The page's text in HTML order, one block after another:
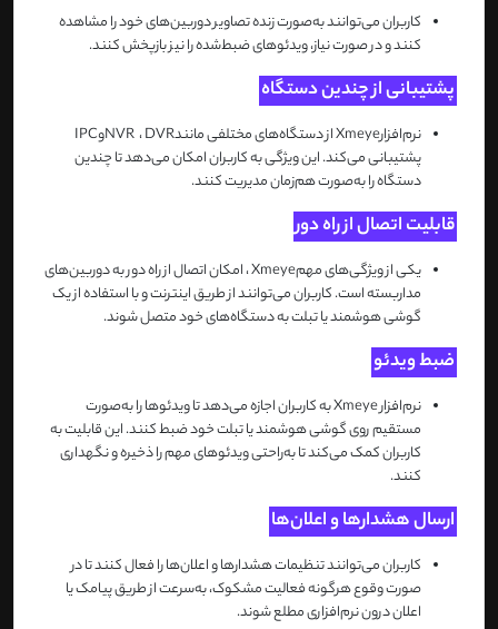
کاربران می‌توانند به‌صورت زنده تصاویر دوربین‌های خود را مشاهده
کنند و در صورت نیاز، ویدئوهای ضبط‌شده را نیز بازپخش کنند.
پشتیبانی از چندین دستگاه
نرم‌افزارXmeyeاز دستگاه‌های مختلفی مانندDVR،NVRوIPC
پشتیبانی می‌کند. این ویژگی به کاربران امکان می‌دهد تا چندین
دستگاه را به‌صورت هم‌زمان مدیریت کنند.
قابلیت اتصال از راه دور
یکی از ویژگی‌های مهمXmeye، امکان اتصال از راه دور به دوربین‌های
مداربسته است. کاربران می‌توانند از طریق اینترنت و با استفاده از یک
گوشی هوشمند یا تبلت به دستگاه‌های خود متصل شوند.
ضبط ویدئو
نرم‌افزارXmeyeبه کاربران اجازه می‌دهد تا ویدئوها را به‌صورت
مستقیم روی گوشی هوشمند یا تبلت خود ضبط کنند. این قابلیت به
کاربران کمک می‌کند تا به‌راحتی ویدئوهای مهم را ذخیره و نگهداری
کنند.
ارسال هشدارها و اعلان‌ها
کاربران می‌توانند تنظیمات هشدارها و اعلان‌ها را فعال کنند تا در
صورت وقوع هرگونه فعالیت مشکوک، به‌سرعت از طریق پیامک یا
اعلان درون نرم‌افزاری مطلع شوند.